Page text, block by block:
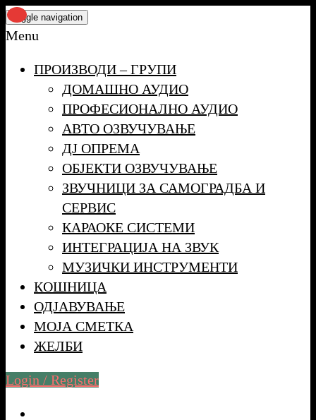
Skip
to
content
Toggle navigation
Menu
ПРОИЗВОДИ – ГРУПИ
ДОМАШНО АУДИО
ПРОФЕСИОНАЛНО АУДИО
АВТО ОЗВУЧУВАЊЕ
ДЈ ОПРЕМА
ОБЈЕКТИ ОЗВУЧУВАЊЕ
ЗВУЧНИЦИ ЗА САМОГРАДБА И
СЕРВИС
КАРАОКЕ СИСТЕМИ
ИНТЕГРАЦИЈА НА ЗВУК
МУЗИЧКИ ИНСТРУМЕНТИ
КОШНИЦА
ОДЈАВУВАЊЕ
МОЈА СМЕТКА
ЖЕЛБИ
Login / Register